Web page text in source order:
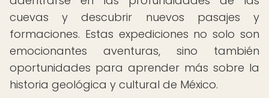
cuevas y descubrir nuevos pasajes y
formaciones. Estas expediciones no solo son
emocionantes aventuras, sino también
oportunidades para aprender más sobre la
historia geológica y cultural de México.